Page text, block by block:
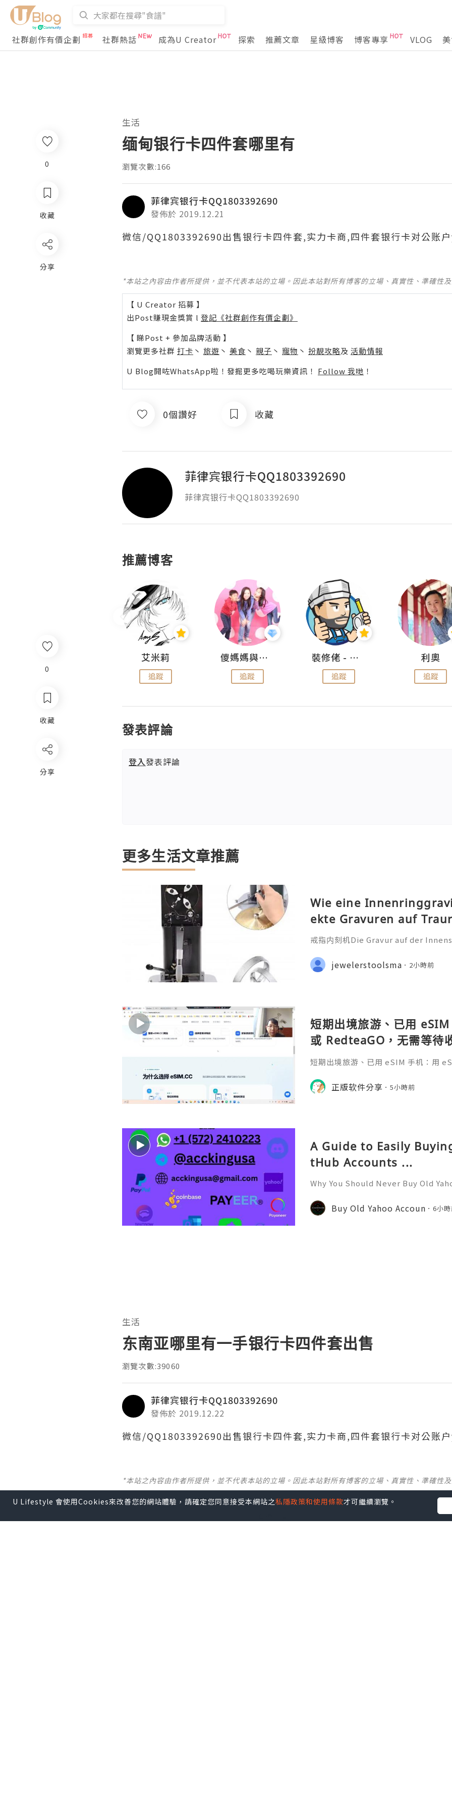
社群創作有價企劃
社群熱話 成為U Creator 探索 推薦文章 星級博客 博客專享 VLOG
0
收藏
分享
生活
缅甸银行卡四件套哪里有
瀏覽次數:166
菲律宾银行卡QQ1803392690
發佈於 2019.12.21
微信/QQ1803392690出售银行卡四件套,实力卡商,四件套银行卡对公账
*本站之內容由作者所提供，並不代表本站的立場。因此本站對所有博客的立場、真實性、準確性
【 U Creator 招募 】
出Post賺現金獎賞 l 登記《社群創作有價企劃》
【 睇Post + 參加品牌活動 】
瀏覽更多社群 打卡 丶 旅遊 丶 美食 丶 親子 丶 寵物 丶 扮靚攻略及 活動情報
U Blog開咗WhatsApp啦！發掘更多吃喝玩樂資訊！ Follow 我哋 ！
0個讚好 收藏
菲律宾银行卡QQ1803392690
菲律宾银行卡QQ1803392690
推薦博客
艾米莉
追蹤
儍媽媽與兩隻小魔怪之家
追蹤
裝修佬 - 香港一站式網上裝修平台
追蹤
利奧
追蹤
發表評論
登入發表評論
更多生活文章推薦
Wie eine
ekte Gravuren auf
戒指内刻机Die Gravur auf der
iche Botschaft, die oft ein Datum,
nderen Satz oder ein Symb
jewelerstoolsma 2小時前
短期出境旅游、已用
或 RedteaGO，无需等待
码 + 通话短信”（如打车
餐）。长
短期出境旅游、已用 eSIM 手机：用
络）：优先 RedteaGO（明确提供通
公数字游民，或手机不支持 eSIM：用
正版软件分享 5小時前
A Guide to Easily
tHub Accounts ...
Why You Should Never Buy Old
onal communication, business
ccount recovery. Because of
Buy Old Yahoo Accoun 6小
0
收藏
分享
生活
东南亚哪里有一手银行卡四件套出售
瀏覽次數:39060
菲律宾银行卡QQ1803392690
發佈於 2019.12.22
微信/QQ1803392690出售银行卡四件套,实力卡商,四件套银行卡对公账
*本站之內容由作者所提供，並不代表本站的立場。因此本站對所有博客的立場、真實性、準確性
【 U Creator 招募 】
U Lifestyle 會使用Cookies來改善您的網站體驗，請確定您同意接受本網站之私隱政策和使用條款才可繼續瀏覽。